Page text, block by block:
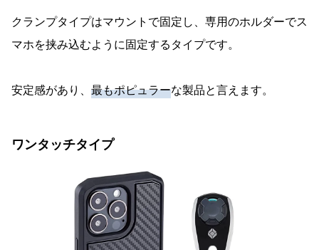
クランプタイプはマウントで固定し、専用のホルダーでス
マホを挟み込むように固定するタイプです。
安定感があり、 最もポピュラーな製品と言えます。
ワンタッチタイプ